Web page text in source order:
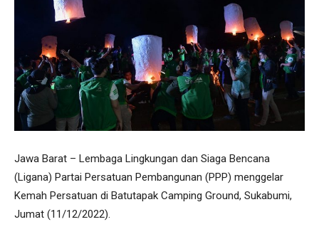
Jawa Barat – Lembaga Lingkungan dan Siaga Bencana
(Ligana) Partai Persatuan Pembangunan (PPP) menggelar
Kemah Persatuan di Batutapak Camping Ground, Sukabumi,
Jumat (11/12/2022).